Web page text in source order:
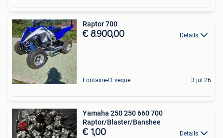
Raptor 700
€ 8.900,00 Details
Fontaine-L'Eveque 3 jul 26
Yamaha 250 250 660 700
Raptor/Blaster/Banshee
€ 1,00 Details